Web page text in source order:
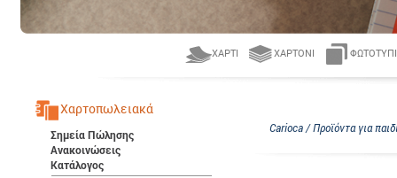
ΧΑΡΤΊ ΧΑΡΤΌΝΙ
Χαρτοπωλειακά
Σημεία Πώλησης
Ανακοινώσεις
Κατάλογος
Carioca / Προϊόντα για